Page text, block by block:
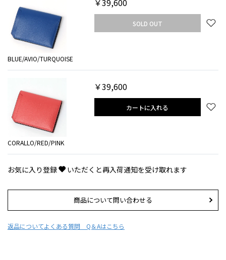
BLUE/AVIO/TURQUOISE
￥39,600
SOLD OUT
CORALLO/RED/PINK
￥39,600
カートに入れる
お気に入り登録 いただくと再入荷通知を受け取れます
商品について問い合わせる
返品についてよくある質問 Q＆Aはこちら